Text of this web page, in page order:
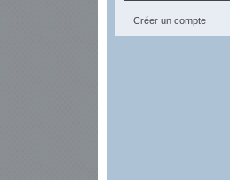
Créer un compte